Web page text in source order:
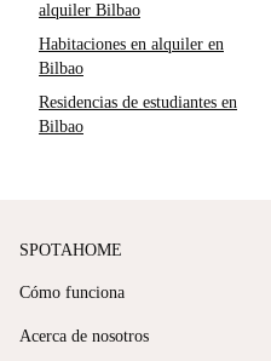
alquiler Bilbao
Habitaciones en alquiler en
Bilbao
Residencias de estudiantes en
Bilbao
SPOTAHOME
Cómo funciona
Acerca de nosotros